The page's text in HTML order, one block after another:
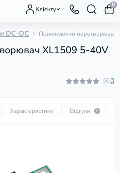
Клієнту
0
DC-DC Понижуючий перетворювач
XL1509 5-40V
0
Характеристики Відгуки 0